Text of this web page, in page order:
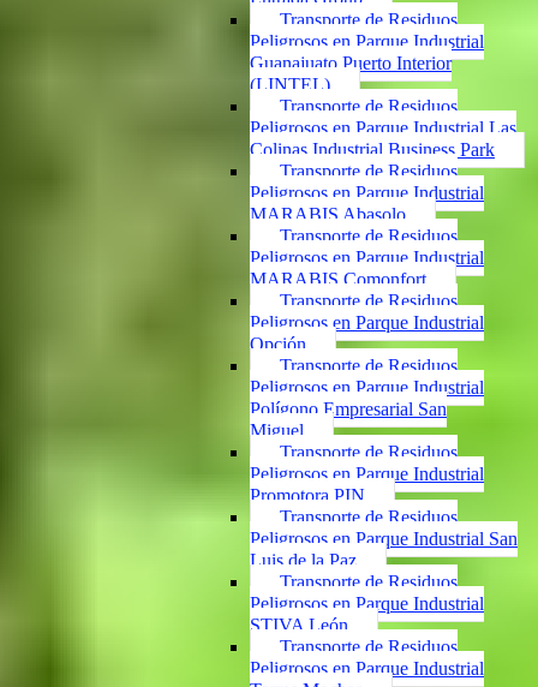
Transporte de Residuos
Peligrosos en Parque Industrial
Guanajuato Puerto Interior
(LINTEL)
Transporte de Residuos
Peligrosos en Parque Industrial Las
Colinas Industrial Business Park
Transporte de Residuos
Peligrosos en Parque Industrial
MARABIS Abasolo
Transporte de Residuos
Peligrosos en Parque Industrial
MARABIS Comonfort
Transporte de Residuos
Peligrosos en Parque Industrial
Opción
Transporte de Residuos
Peligrosos en Parque Industrial
Polígono Empresarial San
Miguel
Transporte de Residuos
Peligrosos en Parque Industrial
Promotora PIN
Transporte de Residuos
Peligrosos en Parque Industrial San
Luis de la Paz
Transporte de Residuos
Peligrosos en Parque Industrial
STIVA León
Transporte de Residuos
Peligrosos en Parque Industrial